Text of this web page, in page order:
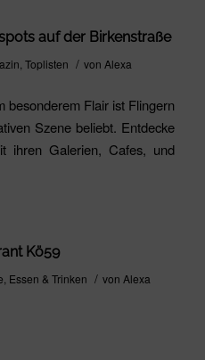
auf der Birkenstraße
Toplisten / von Alexa
besonderem Flair ist Flingern
Szene beliebt. Entdecke
ihren Galerien, Cafes, und
Kö59
Essen & Trinken / von Alexa